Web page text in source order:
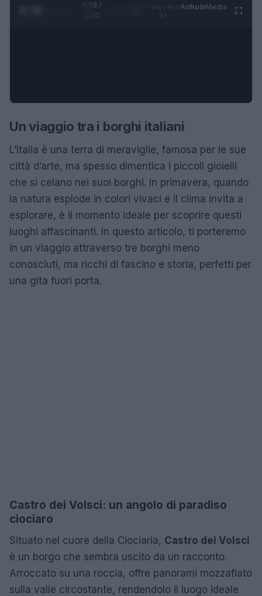
0:29 /
1:20
AdhubMedia
Un viaggio tra i borghi italiani
L’Italia è una terra di meraviglie, famosa per le sue
città d’arte, ma spesso dimentica i piccoli gioielli
che si celano nei suoi borghi. In primavera, quando
la natura esplode in colori vivaci e il clima invita a
esplorare, è il momento ideale per scoprire questi
luoghi affascinanti. In questo articolo, ti porteremo
in un viaggio attraverso tre borghi meno
conosciuti, ma ricchi di fascino e storia, perfetti per
una gita fuori porta.
Castro dei Volsci: un angolo di paradiso
ciociaro
Situato nel cuore della Ciociaria, Castro dei Volsci
è un borgo che sembra uscito da un racconto.
Arroccato su una roccia, offre panorami mozzafiato
sulla valle circostante, rendendolo il luogo ideale